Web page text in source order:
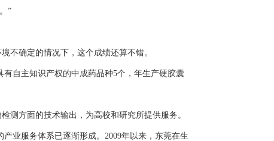
”
不确定的情况下，这个成绩还算不错。
自主知识产权的中成药品种5个，年生产硬胶囊
方面的技术输出，为高校和研究所提供服务。
业服务体系已逐渐形成。2009年以来，东莞在生